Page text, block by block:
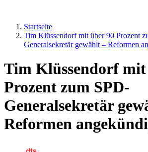
Startseite
Tim Klüssendorf mit über 90 Prozent
Generalsekretär gewählt – Reformen
Tim Klüssendorf mit
Prozent zum SPD-
Generalsekretär
Reformen